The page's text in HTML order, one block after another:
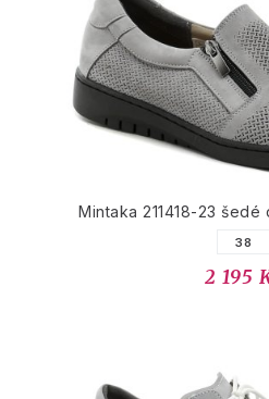
Mintaka 211418-23
38
2 195